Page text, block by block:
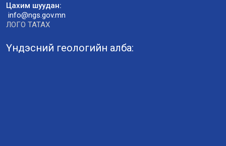
Цахим шуудан:
info@ngs.gov.mn
ЛОГО ТАТАХ
Үндэсний геологийн алба: